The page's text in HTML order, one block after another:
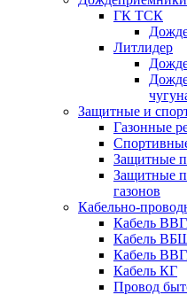
ГК ТСК
Литлидер
Защитные и
Газонные
Защитные
Защитные
газонов
Кабельно-
Кабель
Кабель
Кабель
Кабель КГ
Провод